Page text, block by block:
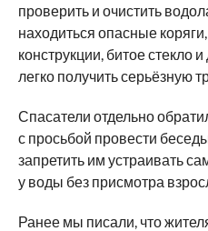
проверить и очистить
находиться опасные
конструкции, битое стекло
легко получить серьёзную
Спасатели отдельно
с просьбой провести
запретить им устраивать
у воды без присмотра
Ранее мы писали, что